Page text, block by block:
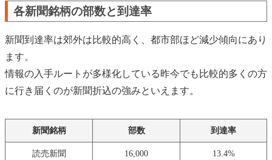
各新聞銘柄の部数と到達率
新聞到達率は郊外は比較的高く、都市部ほど減少傾向にあり
ます。
情報の入手ルートが多様化している昨今でも比較的多くの方
に行き届くのが新聞折込の強みといえます。
新聞銘柄 部数 到達率
読売新聞 16,000 13.4%